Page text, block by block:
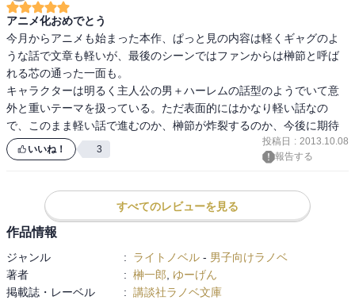
また、私の知る限りのネット小説で異世界ものの設定は、何かの偶
然や神様に選ばれて異世界に転移したり転生したりするパターンが
ほとんどなのですが、この本では既に異世界の存在は（機密事項で
はあるものの）知っている人は知っているという状況で、主人公は
その人たちに『萌え』の伝道をするために選ばれた、というありそ
うでないパターンでした。それ故に、異世界へ移動した後も元の世
界と繋がりがあり、その人たちから支援を受けることができるとい
うのがこの作品の特徴のひとつですね。
アニメ化おめでとう
今月からアニメも始まった本作、ぱっと見の内容は軽くギャグのよ
うな話で文章も軽いが、最後のシーンではファンからは榊節と呼ば
れる芯の通った一面も。
キャラクターは明るく主人公の男＋ハーレムの話型のようでいて意
外と重いテーマを扱っている。ただ表面的にはかなり軽い話なの
で、このまま軽い話で進むのか、榊節が炸裂するのか、今後に期待
いいね！ 3
投稿日 : 2013.10.08
報告する
すべてのレビューを見る
作品情報
ジャンル : ライトノベル - 男子向けラノベ
著者
: 榊一郎
ゆーげん
掲載誌・レーベル
: 講談社ラノベ文庫